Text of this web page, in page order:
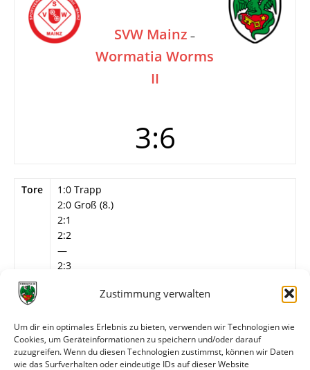
Zustimmung verwalten
Um dir ein optimales Erlebnis zu bieten, verwenden wir Technologien wie
Cookies, um Geräteinformationen zu speichern und/oder darauf
zuzugreifen. Wenn du diesen Technologien zustimmst, können wir Daten
wie das Surfverhalten oder eindeutige IDs auf dieser Website
SVW Mainz –
Wormatia Worms
II
3:6
Tore
1:0 Trapp
2:0 Groß (8.)
2:1
2:2
—
2:3
3:6
Info
Lahmer (Wormatia) pariert Foulelfmeter von Kiss
(24.) und Büttner (25.)